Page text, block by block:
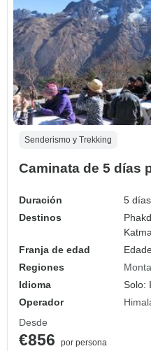
Senderismo y Trekking
Caminata de 5 días
Duración
5 días
Destinos
Franja de edad
Regiones
Idioma
Solo:
Operador
Desde
€856 por persona